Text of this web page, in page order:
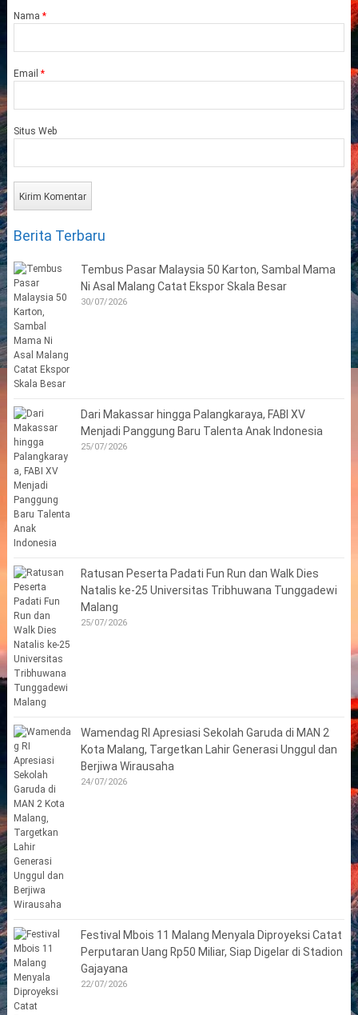
Nama *
Email *
Situs Web
Berita Terbaru
Tembus Pasar Malaysia 50 Karton, Sambal Mama
Ni Asal Malang Catat Ekspor Skala Besar
30/07/2026
Dari Makassar hingga Palangkaraya, FABI XV
Menjadi Panggung Baru Talenta Anak Indonesia
25/07/2026
Ratusan Peserta Padati Fun Run dan Walk Dies
Natalis ke-25 Universitas Tribhuwana Tunggadewi
Malang
25/07/2026
Wamendag RI Apresiasi Sekolah Garuda di MAN 2
Kota Malang, Targetkan Lahir Generasi Unggul dan
Berjiwa Wirausaha
24/07/2026
Festival Mbois 11 Malang Menyala Diproyeksi Catat
Perputaran Uang Rp50 Miliar, Siap Digelar di Stadion
Gajayana
22/07/2026